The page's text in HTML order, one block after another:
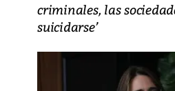
criminales, las
suicidarse’